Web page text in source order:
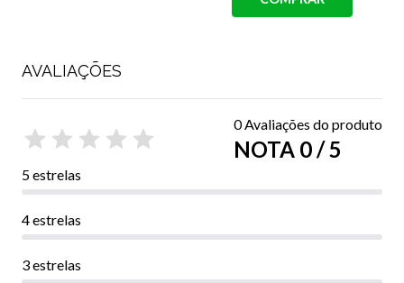
AVALIAÇÕES
0 Avaliações do produto
NOTA 0 / 5
5 estrelas
4 estrelas
3 estrelas